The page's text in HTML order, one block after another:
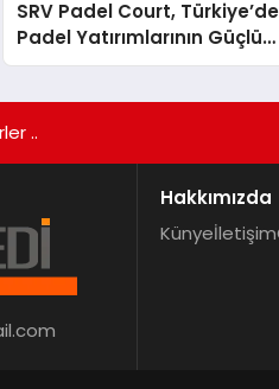
SRV Padel Court, Türkiye’de
Padel Yatırımlarının Güçlü
Markası Olmayı Sürdürüyor
..
Hakkımızda
Künyeİletişim